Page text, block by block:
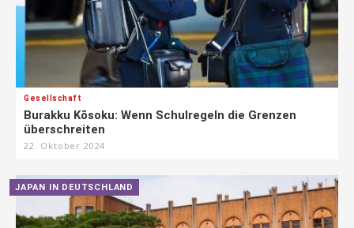
Gesellschaft
Burakku Kōsoku: Wenn Schulregeln die Grenzen
überschreiten
22. Oktober 2024
JAPAN IN DEUTSCHLAND